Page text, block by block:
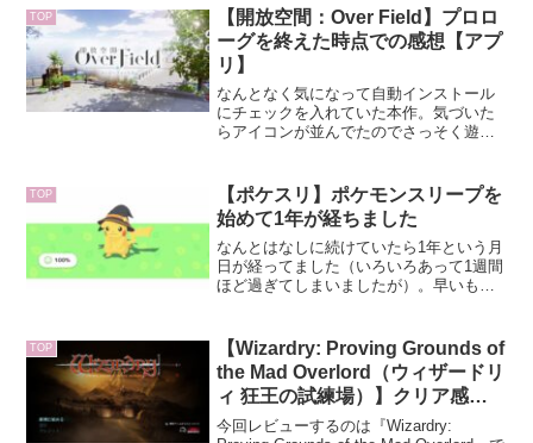
ぎでは？いつもみたいに普通にプレイし
て最後に感想記...
TOP
【開放空間：Over Field】プロロ
ーグを終えた時点での感想【アプ
リ】
なんとなく気になって自動インストール
にチェックを入れていた本作。気づいた
らアイコンが並んでたのでさっそく遊ん
テンション上がりました。綺麗というよ
り可愛らしいという感じでと...
TOP
【ポケスリ】ポケモンスリープを
始めて1年が経ちました
なんとはなしに続けていたら1年という月
日が経ってました（いろいろあって1週間
ほど過ぎてしまいましたが）。早いもの
かあ……。画像からも分かるように、私
はかなりのエンジョ...
TOP
【Wizardry: Proving Grounds of
the Mad Overlord（ウィザードリ
ィ 狂王の試練場）】クリア感想
【Switch】
今回レビューするのは『Wizardry: